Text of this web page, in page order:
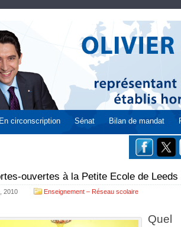
En circonscription Sénat Bilan de mandat
ouvertes à la Petite Ecole de Leeds
2010 Enseignement – Réseau scolaire
Quel